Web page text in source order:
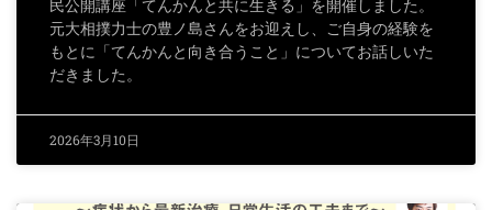
民公開講座「てんかんと共に生きる」を開催しました。
元大相撲力士の豊ノ島さんをお迎えし、ご自身の経験を
もとに「てんかんと向き合うこと」についてお話しいた
だきました。
2026年3月10日